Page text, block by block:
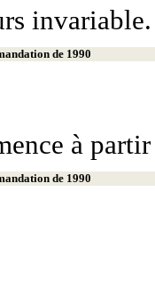
invariable.
de 1990
à
de 1990